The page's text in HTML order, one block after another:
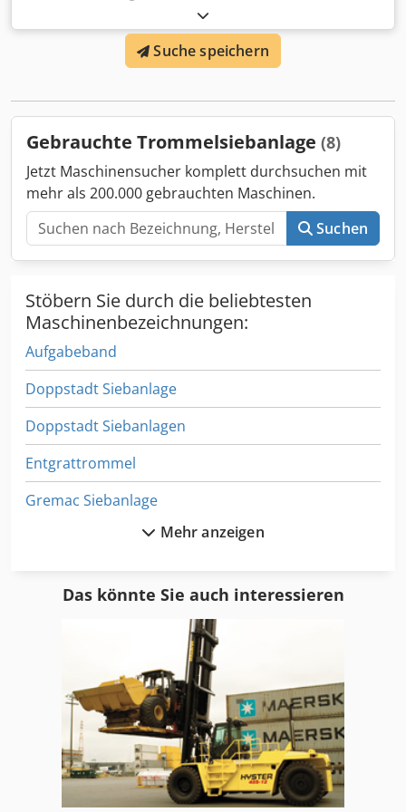
wird auf Anfrage zur Verfügung gestellt.
Siebtrommellänge: 7,00 m Cjdpfx Adowrzknoksrf
Siebtrommeldurchmesser: 2,50 m Siebtrommellochung:
Suche speichern
Gebrauchte Trommelsiebanlage (8)
Jetzt Maschinensucher komplett durchsuchen mit
mehr als 200.000 gebrauchten Maschinen.
Suchen
Stöbern Sie durch die beliebtesten
Maschinenbezeichnungen:
Aufgabeband
Doppstadt Siebanlage
Doppstadt Siebanlagen
Entgrattrommel
Gremac Siebanlage
Mobile Trommelsiebe
Sortieranlagen
Steinbrecheranlage
Taumelsiebmaschine
Mehr anzeigen
Das könnte Sie auch interessieren